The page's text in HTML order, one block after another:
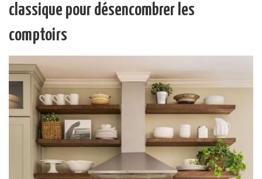
classique pour désencombrer les
comptoirs